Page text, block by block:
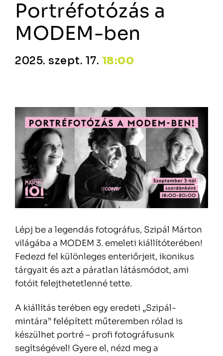
Portréfotózás a
MODEM-ben
2025. szept. 17. 18:00
Lépj be a legendás fotográfus, Szipál Márton
világába a MODEM 3. emeleti kiállítóterében!
Fedezd fel különleges enteriőrjeit, ikonikus
tárgyait és azt a páratlan látásmódot, ami
fotóit felejthetetlenné tette.
A kiállítás terében egy eredeti „Szipál-
mintára” felépített műteremben rólad is
készülhet portré – profi fotográfusunk
segítségével! Gyere el, nézd meg a